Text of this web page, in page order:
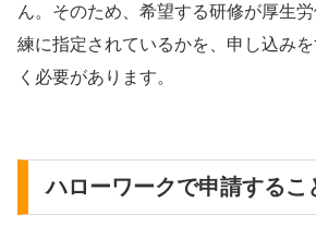
ん。そのため、希望する研修が厚生
練に指定されているかを、申し込み
く必要があります。
ハローワークで申請するこ